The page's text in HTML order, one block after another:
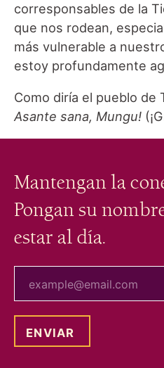
corresponsables de la
que nos rodean,
más vulnerable a
estoy profundamente
Como diría el pueblo de
Asante sana, Mungu!
Mantengan la
Pongan su
estar al día.